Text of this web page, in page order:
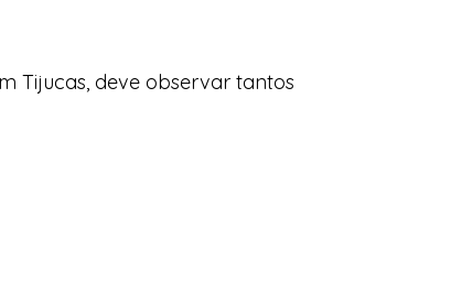
Tijucas, deve observar tantos